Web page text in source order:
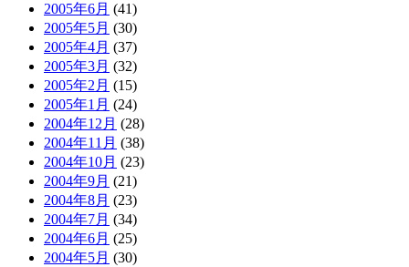
2005年6月 (41)
2005年5月 (30)
2005年4月 (37)
2005年3月 (32)
2005年2月 (15)
2005年1月 (24)
2004年12月 (28)
2004年11月 (38)
2004年10月 (23)
2004年9月 (21)
2004年8月 (23)
2004年7月 (34)
2004年6月 (25)
2004年5月 (30)